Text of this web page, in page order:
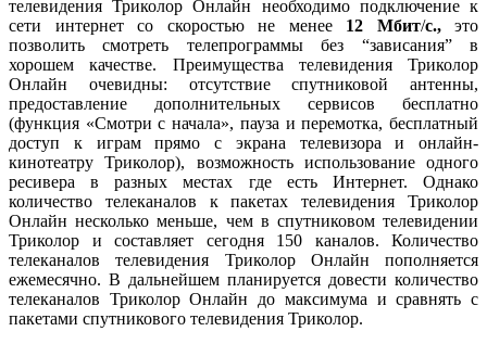
телевидения Триколор Онлайн необходимо подключение к
сети интернет со скоростью не менее 12 Мбит/с.,это
позволить смотреть телепрограммы без “зависания” в
хорошем качестве. Преимущества телевидения Триколор
Онлайн очевидны: отсутствие спутниковой антенны,
предоставление дополнительных сервисов бесплатно
(функция «Смотри с начала», пауза и перемотка, бесплатный
доступ к играм прямо с экрана телевизора и онлайн-
кинотеатру Триколор), возможность использование одного
ресивера в разных местах где есть Интернет. Однако
количество телеканалов к пакетах телевидения Триколор
Онлайн несколько меньше, чем в спутниковом телевидении
Триколор и составляет сегодня 150 каналов. Количество
телеканалов телевидения Триколор Онлайн пополняется
ежемесячно. В дальнейшем планируется довести количество
телеканалов Триколор Онлайн до максимума и сравнять с
пакетами спутникового телевидения Триколор.